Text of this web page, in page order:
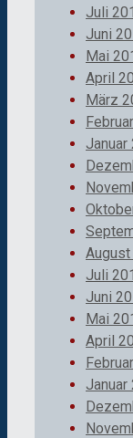
Juli
Juni
Mai
April
März
Januar
Juli
Juni
Mai
April
Januar